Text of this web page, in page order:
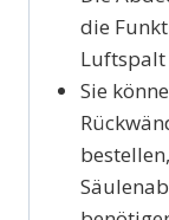
die
Luftspalt
Sie